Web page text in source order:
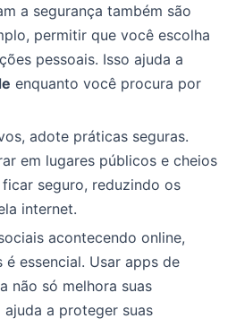
a segurança também são
permitir que você escolha
pessoais. Isso ajuda a
enquanto você procura por
adote práticas seguras.
em lugares públicos e cheios
seguro, reduzindo os
internet.
acontecendo online,
essencial. Usar apps de
não só melhora suas
ajuda a proteger suas